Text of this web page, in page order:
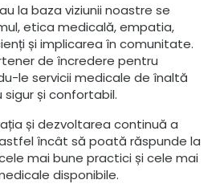
la baza viziunii noastre se
etica medicală, empatia,
și implicarea în comunitate.
de încredere pentru
le servicii medicale de înaltă
și confortabil.
și dezvoltarea continuă a
încât să poată răspunde la
mai bune practici și cele mai
disponibile.